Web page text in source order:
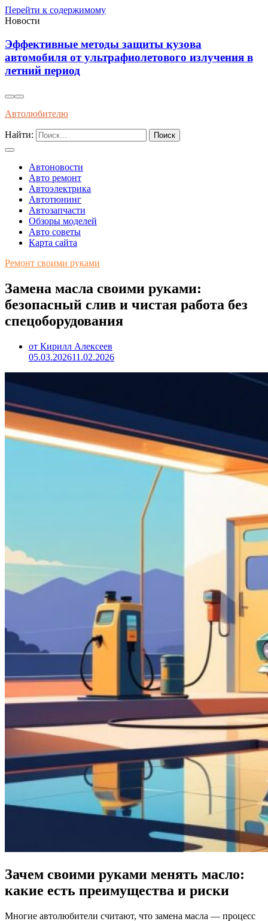
Перейти к содержимому
Новости
Эффективные методы защиты кузова
автомобиля от ультрафиолетового излучения в
летний период
Автолюбителю
Найти:
Автоновости
Авто ремонт
Автоэлектрика
Автотюнинг
Автозапчасти
Обзоры моделей
Авто советы
Карта сайта
Ремонт своими руками
Замена масла своими руками:
безопасный слив и чистая работа без
спецоборудования
от Кирилл Алексеев
05.03.202611.02.2026
Зачем своими руками менять масло:
какие есть преимущества и риски
Многие автолюбители считают, что замена масла — процесс